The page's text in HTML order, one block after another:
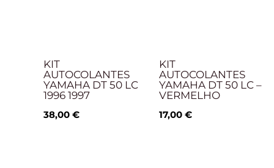
KIT
AUTOCOLANTES
YAMAHA DT 50 LC
1996 1997
38,00 €
KIT
AUTOCOLANTES
YAMAHA DT 50 LC –
VERMELHO
17,00 €